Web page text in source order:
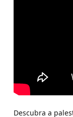
Descubra a